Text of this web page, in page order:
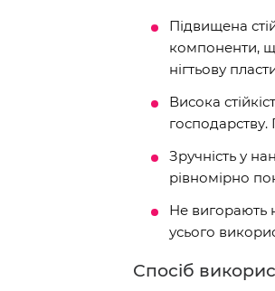
Підвищена
компоненти,
нігтьову
Висока
господарству.
Зручність у
рівномірно
Не вигорають
усього
Спосіб